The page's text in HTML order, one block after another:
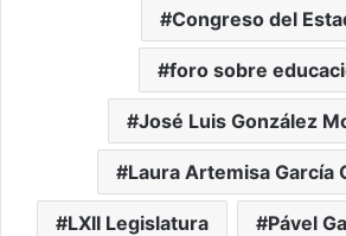
Congreso del
foro sobre
José Luis González
Laura Artemisa García
LXII Legislatura Pável